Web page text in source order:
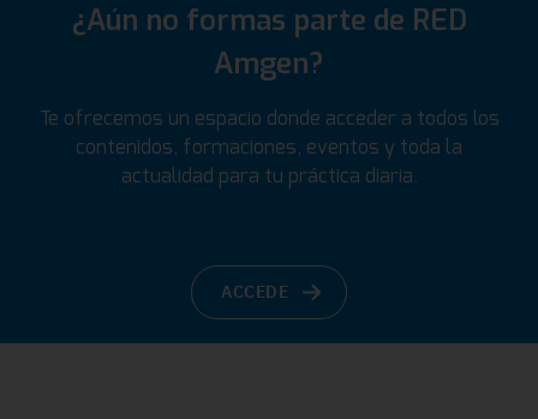
¿Aún no formas parte de RED
Amgen?
Te ofrecemos un espacio donde acceder a todos los
contenidos, formaciones, eventos y toda la
actualidad para tu práctica diaria.
ACCEDE